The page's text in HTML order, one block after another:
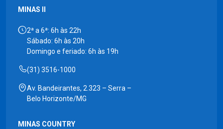
MINAS II
2ª a 6ª: 6h às 22h
Sábado: 6h às 20h
Domingo e feriado: 6h às 19h
(31) 3516-1000
Av. Bandeirantes, 2.323 – Serra –
Belo Horizonte/MG
MINAS COUNTRY